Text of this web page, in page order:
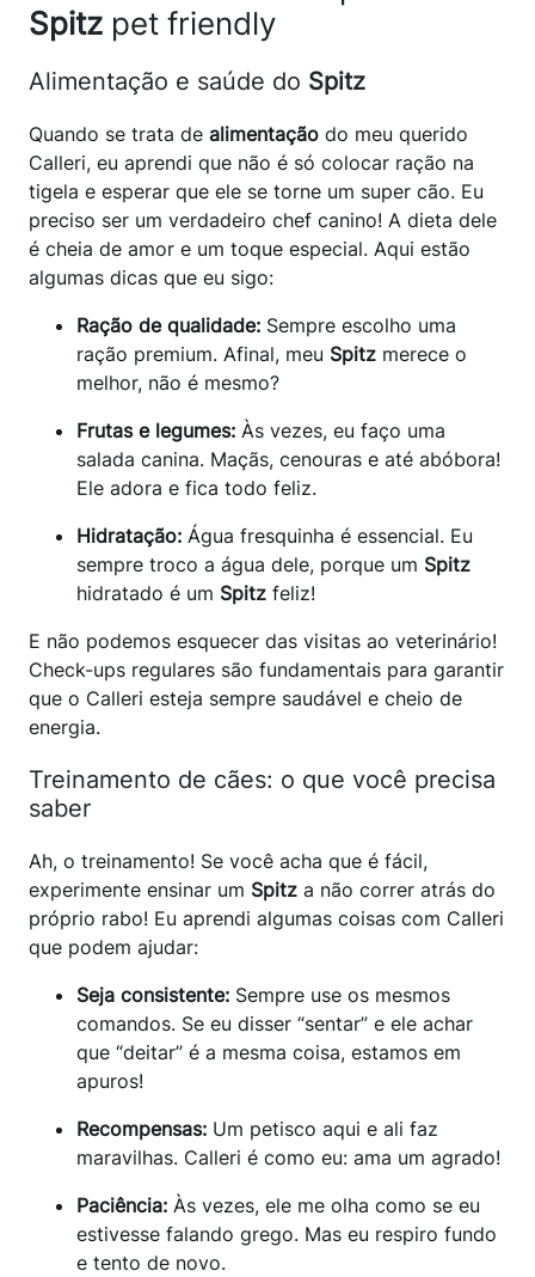
Spitz pet friendly
Alimentação e saúde do Spitz
Quando se trata de alimentação do meu querido
Calleri, eu aprendi que não é só colocar ração na
tigela e esperar que ele se torne um super cão. Eu
preciso ser um verdadeiro chef canino! A dieta dele
é cheia de amor e um toque especial. Aqui estão
algumas dicas que eu sigo:
Ração de qualidade: Sempre escolho uma
ração premium. Afinal, meu Spitz merece o
melhor, não é mesmo?
Frutas e legumes: Às vezes, eu faço uma
salada canina. Maçãs, cenouras e até abóbora!
Ele adora e fica todo feliz.
Hidratação: Água fresquinha é essencial. Eu
sempre troco a água dele, porque um Spitz
hidratado é um Spitz feliz!
E não podemos esquecer das visitas ao veterinário!
Check-ups regulares são fundamentais para garantir
que o Calleri esteja sempre saudável e cheio de
energia.
Treinamento de cães: o que você precisa
saber
Ah, o treinamento! Se você acha que é fácil,
experimente ensinar um Spitz a não correr atrás do
próprio rabo! Eu aprendi algumas coisas com Calleri
que podem ajudar:
Seja consistente: Sempre use os mesmos
comandos. Se eu disser “sentar” e ele achar
que “deitar” é a mesma coisa, estamos em
apuros!
Recompensas: Um petisco aqui e ali faz
maravilhas. Calleri é como eu: ama um agrado!
Paciência: Às vezes, ele me olha como se eu
estivesse falando grego. Mas eu respiro fundo
e tento de novo.